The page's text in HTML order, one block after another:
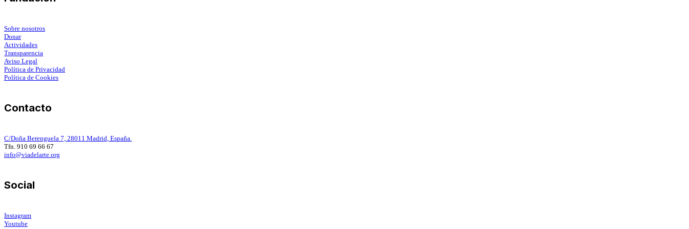
Sobre nosotros
Donar
Actividades
Transparencia
Aviso Legal
Política de Privacidad
Política de Cookies
Contacto
C/Doña Berenguela 7, 28011 Madrid, España.
Tfn. 910 69 66 67
info@viadelarte.org
Social
Instagram
Youtube